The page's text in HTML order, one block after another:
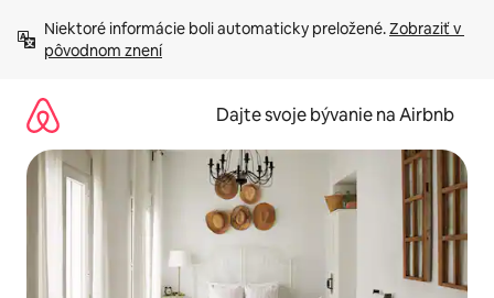
obsah.
Niektoré informácie boli automaticky preložené. Zobraziť v
pôvodnom znení
Dajte svoje bývanie na Airbnb